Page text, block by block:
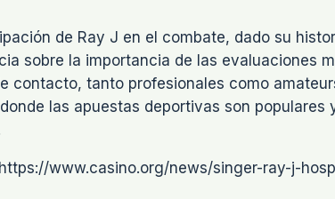
de Ray J en el combate, dado su
sobre la importancia de las evaluaciones
contacto, tanto profesionales como
las apuestas deportivas son populares
www.casino.org/news/singer-ray-j-